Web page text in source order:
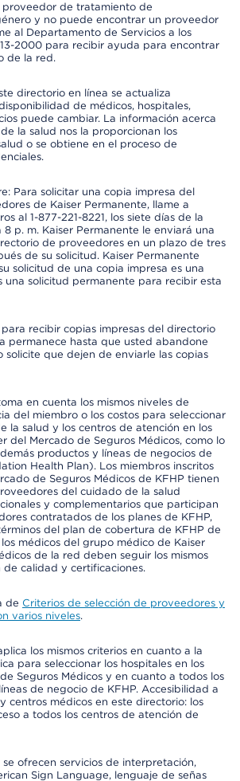
proveedor de tratamiento de
y no puede encontrar un proveedor
al Departamento de Servicios a los
2000 para recibir ayuda para encontrar
de la red.
directorio en línea se actualiza
de médicos, hospitales,
puede cambiar. La información acerca
la salud nos la proporcionan los
o se obtiene en el proceso de
Para solicitar una copia impresa del
de Kaiser Permanente, llame a
al 1-877-221-8221, los siete días de la
8 p. m. Kaiser Permanente le enviará una
de proveedores en un plazo de tres
de su solicitud. Kaiser Permanente
solicitud de una copia impresa es una
una solicitud permanente para recibir esta
recibir copias impresas del directorio
permanece hasta que usted abandone
solicite que dejen de enviarle las copias
en cuenta los mismos niveles de
del miembro o los costos para seleccionar
la salud y los centros de atención en los
del Mercado de Seguros Médicos, como lo
productos y líneas de negocios de
Health Plan). Los miembros inscritos
de Seguros Médicos de KFHP tienen
del cuidado de la salud
y complementarios que participan
contratados de los planes de KFHP,
del plan de cobertura de KFHP de
los médicos del grupo médico de Kaiser
de la red deben seguir los mismos
de calidad y certificaciones.
de Criterios de selección de proveedores y
varios niveles.
los mismos criterios en cuanto a la
para seleccionar los hospitales en los
Seguros Médicos y en cuanto a todos los
de negocio de KFHP. Accesibilidad a
centros médicos en este directorio: los
a todos los centros de atención de
ofrecen servicios de interpretación,
Sign Language, lenguaje de señas